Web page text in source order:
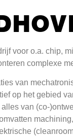
voor o.a. chip,
complexe
van
op het gebied
van (co-